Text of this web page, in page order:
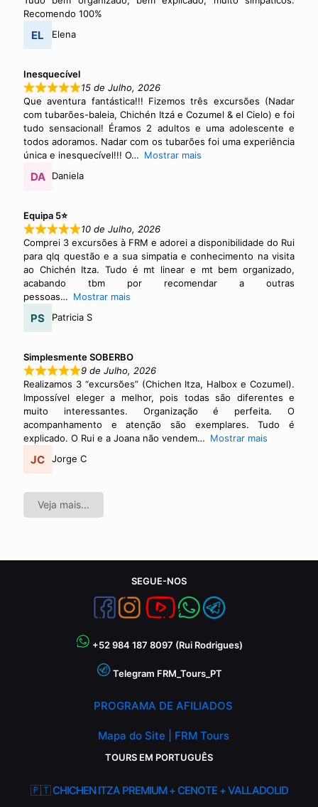
Recomendo 100%
Elena
Inesquecível
15 de Julho, 2026
Que aventura fantástica!!! Fizemos três excursões (Nadar
com tubarões-baleia, Chichén Itzá e Cozumel & el Cielo) e foi
tudo sensacional! Éramos 2 adultos e uma adolescente e
todos adoramos. Nadar com os tubarões foi uma experiência
única e inesquecível!!! O
Mostrar mais
Daniela
Equipa 5⭐
10 de Julho, 2026
Comprei 3 excursões à FRM e adorei a disponibilidade do Rui
para qlq questão e a sua simpatia e conhecimento na visita
ao Chichén Itza. Tudo é mt linear e mt bem organizado,
acabando tbm por recomendar a outras
pessoas
Mostrar mais
Patricia S
Simplesmente SOBERBO
9 de Julho, 2026
Realizamos 3 “excursões” (Chichen Itza, Halbox e Cozumel).
Impossível eleger a melhor, pois todas são diferentes e
muito interessantes. Organização é perfeita. O
acompanhamento e atenção são exemplares. Tudo é
explicado. O Rui e a Joana não vendem
Mostrar mais
Jorge C
Veja mais...
SEGUE-NOS
+52 984 187 8097 (Rui Rodrigues)
Telegram FRM_Tours_PT
PROGRAMA DE AFILIADOS
Mapa do Site | FRM Tours
TOURS EM PORTUGUÊS
🇵🇹 CHICHEN ITZA PREMIUM + CENOTE + VALLADOLID